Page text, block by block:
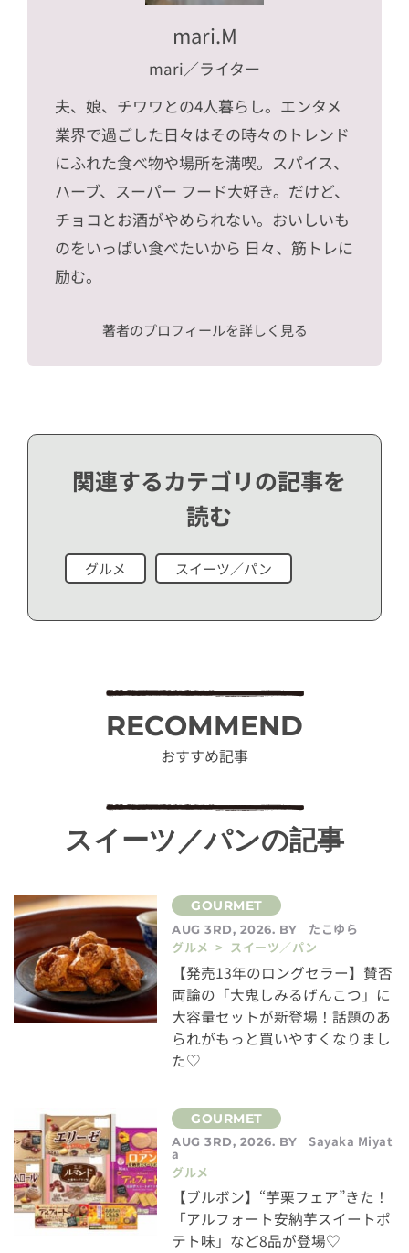
mari.M
mari／ライター
夫、娘、チワワとの4人暮らし。エンタメ
業界で過ごした日々はその時々のトレンド
にふれた食べ物や場所を満喫。スパイス、
ハーブ、スーパー フード大好き。だけど、
チョコとお酒がやめられない。おいしいも
のをいっぱい食べたいから 日々、筋トレに
励む。
著者のプロフィールを詳しく見る
関連するカテゴリの記事を
読む
グルメ スイーツ／パン
RECOMMEND
おすすめ記事
スイーツ／パンの記事
AUG 3RD, 2026. BY
たこゆら
グルメ > スイーツ／パン
【発売13年のロングセラー】賛否
両論の「大鬼しみるげんこつ」に
大容量セットが新登場！話題のあ
られがもっと買いやすくなりまし
た♡
AUG 3RD, 2026. BY Sayaka Miyat
a
グルメ
【ブルボン】“芋栗フェア”きた！
「アルフォート安納芋スイートポ
テト味」など8品が登場♡